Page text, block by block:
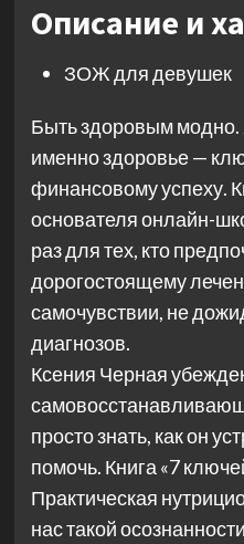
Описание и
ЗОЖ для девушек
Быть здоровым модно.
именно здоровье —
финансовому успеху.
основателя онлайн-
раз для тех, кто
дорогостоящему
самочувствии, не
диагнозов.
Ксения Черная
просто знать, как он
помочь. Книга «7
Практическая
нас такой